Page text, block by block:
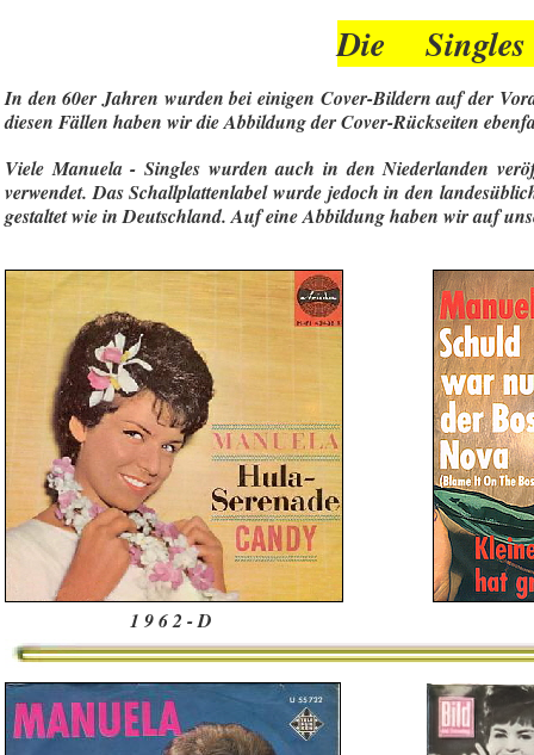
Die
In den 60er Jahren wurden bei einigen Cover-Bildern auf der
diesen Fällen haben wir die Abbildung der Cover-Rückseiten
Viele Manuela - Singles wurden auch in den Niederlanden
verwendet. Das Schallplattenlabel wurde jedoch in den
gestaltet wie in Deutschland. Auf eine Abbildung haben wir auf
1 9 6 2 - D